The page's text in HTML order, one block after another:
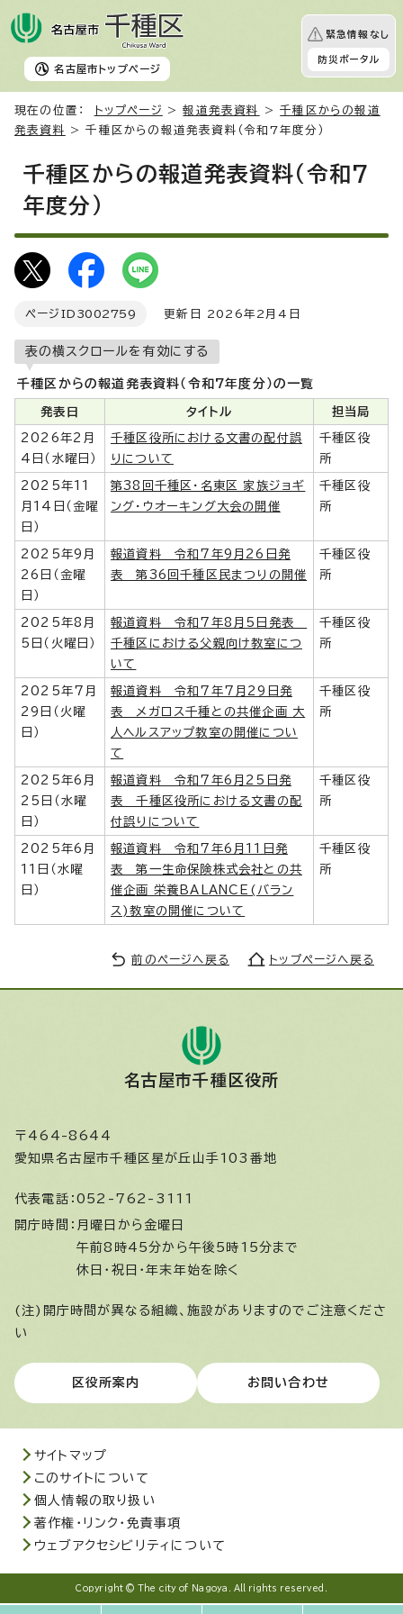
名古屋市 トップページ
緊急情報なし
防災ポータル
現在の位置： トップページ >報道発表資料 >千種区からの報道
発表資料
> 千種区からの報道発表資料（令和7年度分）
千種区からの報道発表資料（令和7
年度分）
ページID 3002759 更新日 2026年2月4日
表の横スクロールを有効にする
千種区からの報道発表資料（令和7年度分）の一覧
発表日 タイトル 担当局
2026年2月
4日（水曜日）
千種区役所における文書の配付誤
りについて
千種区役
所
2025年11
月14日（金曜
日）
第38回千種区・名東区 家族ジョギ
ング・ウオーキング大会の開催
千種区役
所
2025年9月
26日（金曜
日）
報道資料 令和7年9月26日発
表 第36回千種区民まつりの開催
千種区役
所
2025年8月
5日（火曜日）
報道資料 令和7年8月5日発表
千種区における父親向け教室につ
いて
千種区役
所
2025年7月
29日（火曜
日）
報道資料 令和7年7月29日発
表 メガロス千種との共催企画 大
人ヘルスアップ教室の開催につい
て
千種区役
所
2025年6月
25日（水曜
日）
報道資料 令和7年6月25日発
表 千種区役所における文書の配
付誤りについて
千種区役
所
2025年6月
11日（水曜
日）
報道資料 令和7年6月11日発
表 第一生命保険株式会社との共
催企画 栄養BALANCE(バラン
ス)教室の開催について
千種区役
所
前のページへ戻る トップページへ戻る
名古屋市千種区役所
〒464-8644
愛知県名古屋市千種区星が丘山手103番地
代表電話： 052-762-3111
開庁時間： 月曜日から金曜日
午前8時45分から午後5時15分まで
休日・祝日・年末年始を除く
(注)開庁時間が異なる組織、施設がありますのでご注意くださ
い
区役所案内 お問い合わせ
サイトマップ
このサイトについて
個人情報の取り扱い
著作権・リンク・免責事項
ウェブアクセシビリティについて
Copyright © The city of Nagoya. All rights reserved.